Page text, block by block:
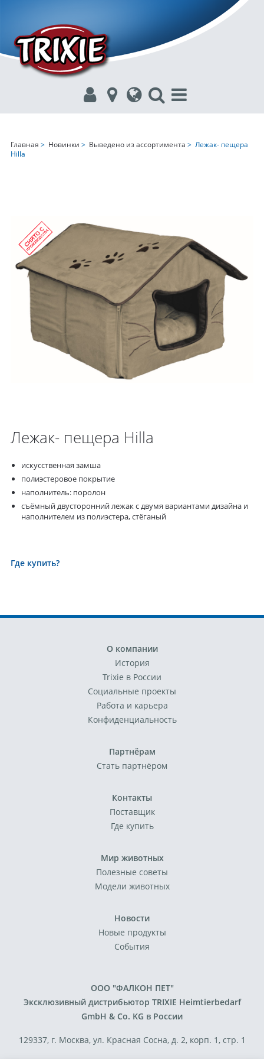
Главная > Новинки > Выведено из ассортимента > Лежак- пещера
Hilla
Лежак- пещера Hilla
искусственная замша
полиэстеровое покрытие
наполнитель: поролон
съёмный двусторонний лежак с двумя вариантами дизайна и
наполнителем из полиэстера, стёганый
Где купить?
О компании
История
Trixie в России
Социальные проекты
Работа и карьера
Конфиденциальность
Партнёрам
Стать партнёром
Контакты
Поставщик
Где купить
Мир животных
Полезные советы
Модели животных
Новости
Новые продукты
События
ООО "ФАЛКОН ПЕТ"
Эксклюзивный дистрибьютор TRIXIE Heimtierbedarf
GmbH & Co. KG в России
129337, г. Москва, ул. Красная Сосна, д. 2, корп. 1, стр. 1